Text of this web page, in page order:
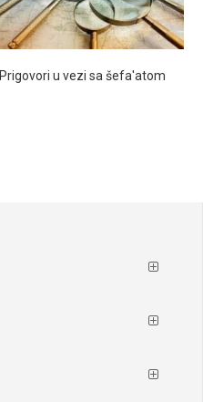
Prigovori u vezi sa šefa'atom